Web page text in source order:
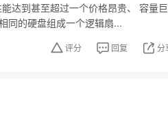
达到甚至超过一个价格昂贵、 容量巨
同的硬盘组成一个逻辑扇...
评分 回复 分